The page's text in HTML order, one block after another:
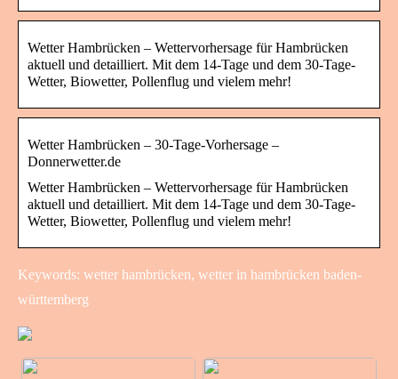
Wetter Hambrücken – Wettervorhersage für Hambrücken
aktuell und detailliert. Mit dem 14-Tage und dem 30-Tage-
Wetter, Biowetter, Pollenflug und vielem mehr!
Wetter Hambrücken – 30-Tage-Vorhersage –
Donnerwetter.de
Wetter Hambrücken – Wettervorhersage für Hambrücken
aktuell und detailliert. Mit dem 14-Tage und dem 30-Tage-
Wetter, Biowetter, Pollenflug und vielem mehr!
Keywords: wetter hambrücken, wetter in hambrücken baden-
württemberg